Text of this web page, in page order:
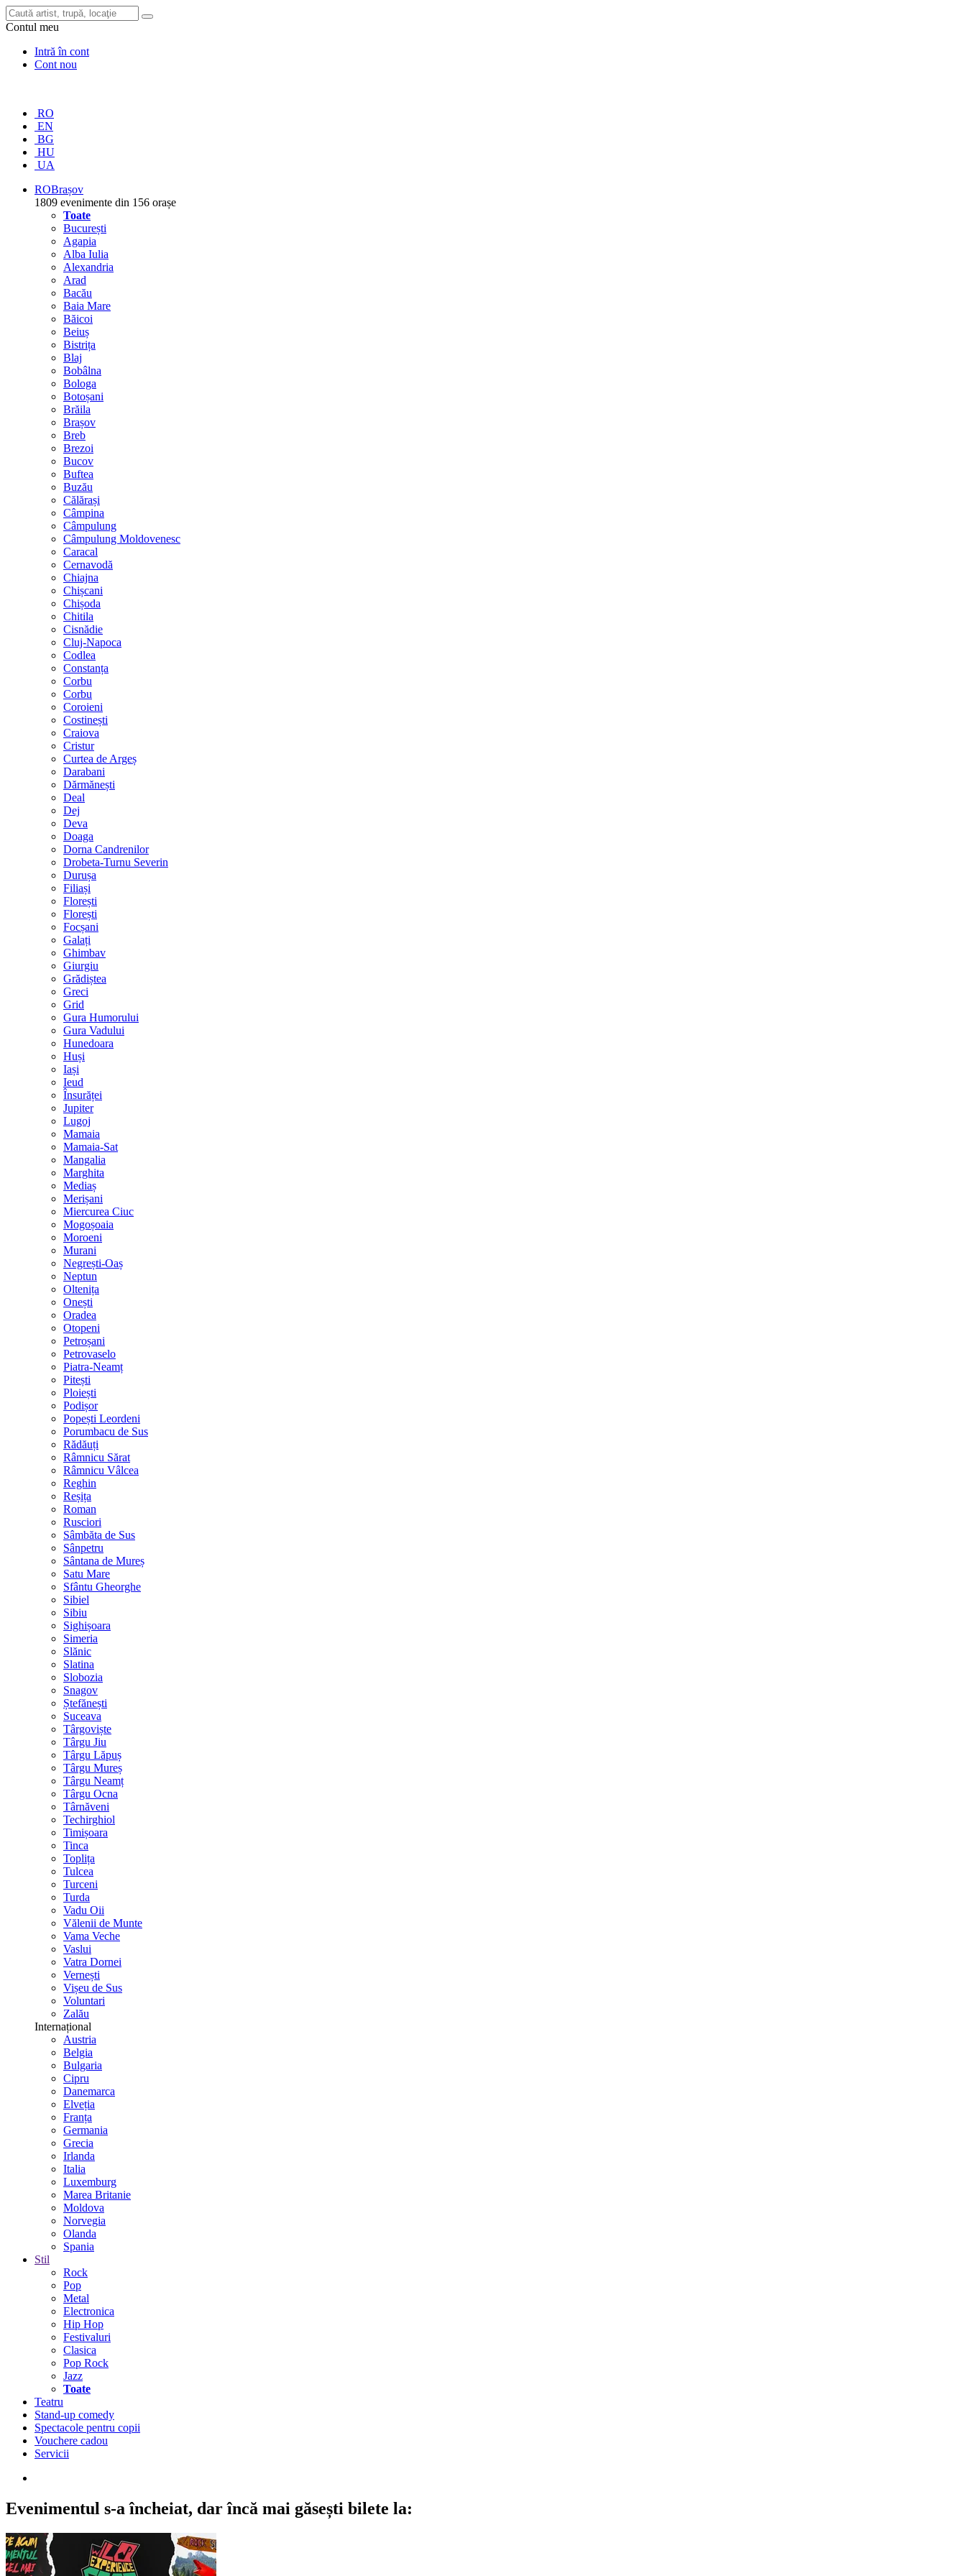
Contul meu
Intră în cont
Cont nou
RO
EN
BG
HU
UA
ROBrașov
1809 evenimente din 156 orașe
Toate
București
Agapia
Alba Iulia
Alexandria
Arad
Bacău
Baia Mare
Băicoi
Beiuș
Bistrița
Blaj
Bobâlna
Bologa
Botoșani
Brăila
Brașov
Breb
Brezoi
Bucov
Buftea
Buzău
Călărași
Câmpina
Câmpulung
Câmpulung Moldovenesc
Caracal
Cernavodă
Chiajna
Chișcani
Chișoda
Chitila
Cisnădie
Cluj-Napoca
Codlea
Constanța
Corbu
Corbu
Coroieni
Costinești
Craiova
Cristur
Curtea de Argeș
Darabani
Dărmănești
Deal
Dej
Deva
Doaga
Dorna Candrenilor
Drobeta-Turnu Severin
Durușa
Filiași
Florești
Florești
Focșani
Galați
Ghimbav
Giurgiu
Grădiștea
Greci
Grid
Gura Humorului
Gura Vadului
Hunedoara
Huși
Iași
Ieud
Însurăței
Jupiter
Lugoj
Mamaia
Mamaia-Sat
Mangalia
Marghita
Mediaș
Merișani
Miercurea Ciuc
Mogoșoaia
Moroeni
Murani
Negrești-Oaș
Neptun
Oltenița
Onești
Oradea
Otopeni
Petroșani
Petrovaselo
Piatra-Neamț
Pitești
Ploiești
Podișor
Popești Leordeni
Porumbacu de Sus
Rădăuți
Râmnicu Sărat
Râmnicu Vâlcea
Reghin
Reșița
Roman
Rusciori
Sâmbăta de Sus
Sânpetru
Sântana de Mureș
Satu Mare
Sfântu Gheorghe
Sibiel
Sibiu
Sighișoara
Simeria
Slănic
Slatina
Slobozia
Snagov
Ștefănești
Suceava
Târgoviște
Târgu Jiu
Târgu Lăpuș
Târgu Mureș
Târgu Neamț
Târgu Ocna
Târnăveni
Techirghiol
Timișoara
Tinca
Toplița
Tulcea
Turceni
Turda
Vadu Oii
Vălenii de Munte
Vama Veche
Vaslui
Vatra Dornei
Vernești
Vișeu de Sus
Voluntari
Zalău
Internațional
Austria
Belgia
Bulgaria
Cipru
Danemarca
Elveția
Franța
Germania
Grecia
Irlanda
Italia
Luxemburg
Marea Britanie
Moldova
Norvegia
Olanda
Spania
Stil
Rock
Pop
Metal
Electronica
Hip Hop
Festivaluri
Clasica
Pop Rock
Jazz
Toate
Teatru
Stand-up comedy
Spectacole pentru copii
Vouchere cadou
Servicii
Evenimentul s-a încheiat, dar încă mai găsești bilete la: